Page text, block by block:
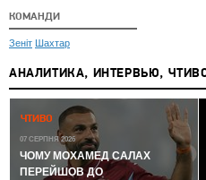
КОМАНДИ
Зеніт Шахтар
АНАЛИТИКА, ИНТЕРВЬЮ,
ЧТИВО
07 СЕРПНЯ 2026
ЧОМУ МОХАМЕД САЛАХ
ПЕРЕЙШОВ ДО